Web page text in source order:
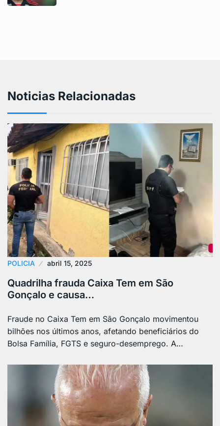
Noticias Relacionadas
POLICIA abril 15, 2025
Quadrilha frauda Caixa Tem em São
Gonçalo e causa…
Fraude no Caixa Tem em São Gonçalo movimentou
bilhões nos últimos anos, afetando beneficiários do
Bolsa Família, FGTS e seguro-desemprego. A…